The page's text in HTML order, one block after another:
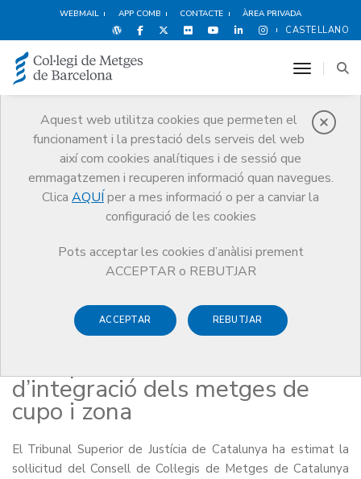
WEBMAIL APP COMB CONTACTE ÀREA PRIVADA
CASTELLANO
Aquest web utilitza cookies que permeten el
funcionament i la prestació dels serveis del web
així com cookies analítiques i de sessió que
emmagatzemen i recuperen informació quan navegues.
Clica AQUÍ per a mes informació o per a canviar la
configuració de les cookies
Pots acceptar les cookies d’anàlisi prement
ACCEPTAR o REBUTJAR
ACCEPTAR REBUTJAR
toggle
Notícies
Comunicació
Notícies
Última hora: Suspensió judicial de l’aplicació del decret d’integració
dels metges de cupo i zona
4 DE MAIG DE 2006
Última hora: Suspensió judicial
de l’aplicació del decret
d’integració dels metges de
cupo i zona
El Tribunal Superior de Justícia de Catalunya ha estimat la
sol·licitud del Consell de Col·legis de Metges de Catalunya